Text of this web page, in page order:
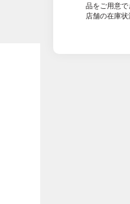
品をご用意で
店舗の在庫